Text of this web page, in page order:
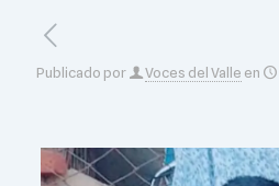
Publicado por Voces del Valle en